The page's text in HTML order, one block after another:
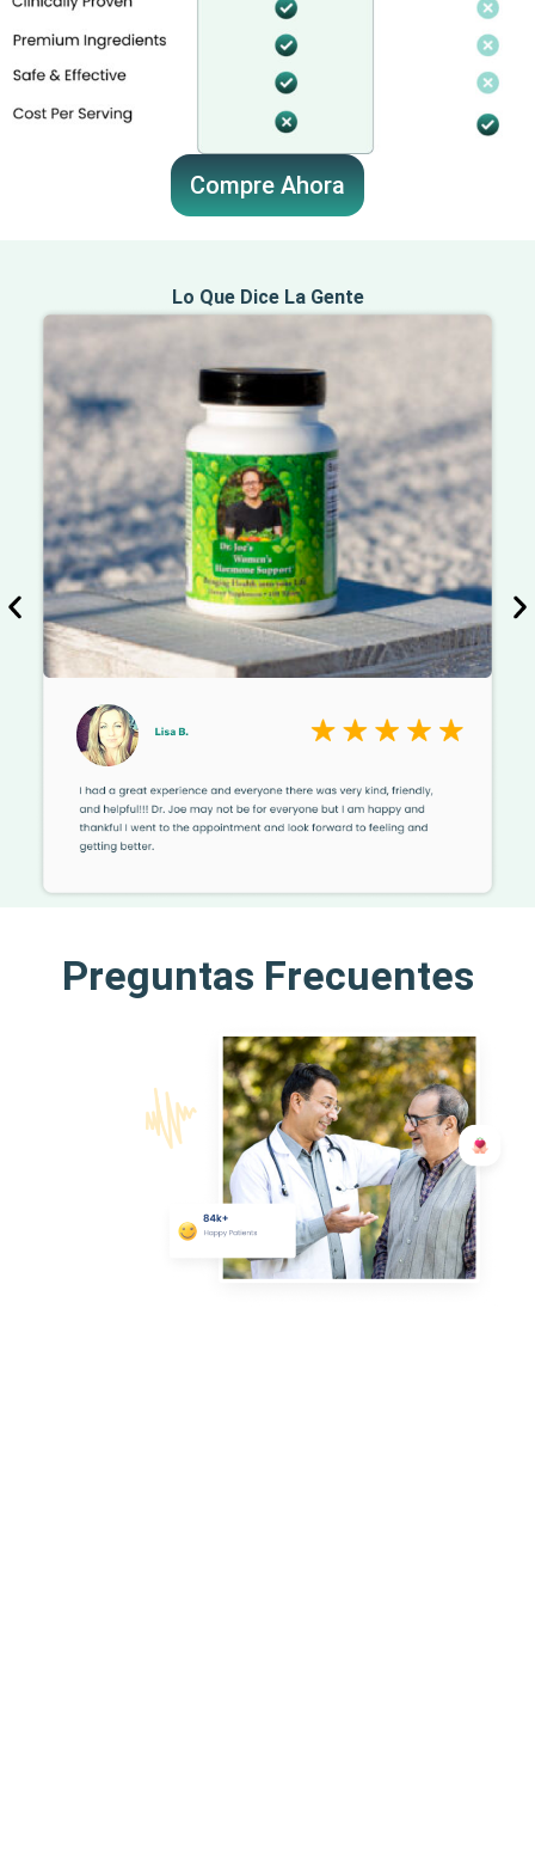
Compre Ahora
Lo Que Dice La Gente
Preguntas Frecuentes